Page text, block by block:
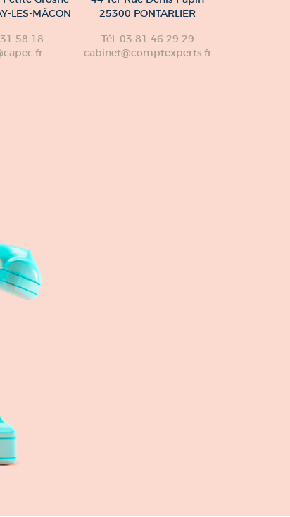
LES-MÂCON
58 18
25300 PONTARLIER
Tél. 03 81 46 29 29
cabinet@comptexperts.fr